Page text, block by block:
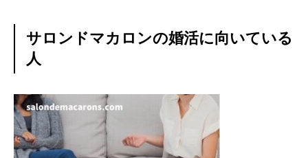
サロンドマカロンの婚活に向いている
人